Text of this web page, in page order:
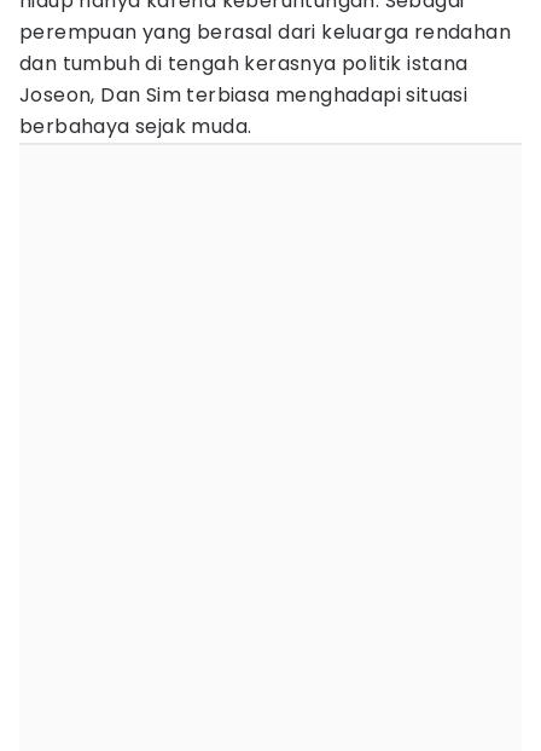
perempuan yang berasal dari keluarga rendahan
dan tumbuh di tengah kerasnya politik istana
Joseon, Dan Sim terbiasa menghadapi situasi
berbahaya sejak muda.